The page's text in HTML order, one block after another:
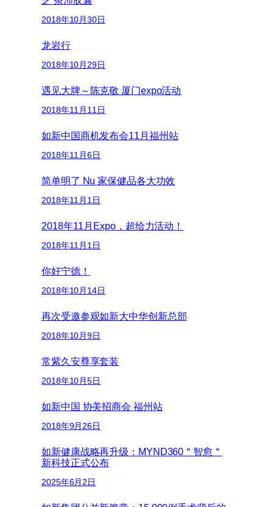
2018年10月30日
龙岩行
2018年10月29日
遇见大牌～陈克敬 厦门expo活动
2018年11月11日
如新中国商机发布会11月福州站
2018年11月6日
简单明了 Nu 家保健品各大功效
2018年11月1日
2018年11月Expo，超给力活动！
2018年11月1日
你好宁德！
2018年10月14日
再次受邀参观如新大中华创新总部
2018年10月9日
常紫久安尊享套装
2018年10月5日
如新中国 协美招商会 福州站
2018年9月26日
如新健康战略再升级：MYND360＂智愈＂
新科技正式公布
2025年6月2日